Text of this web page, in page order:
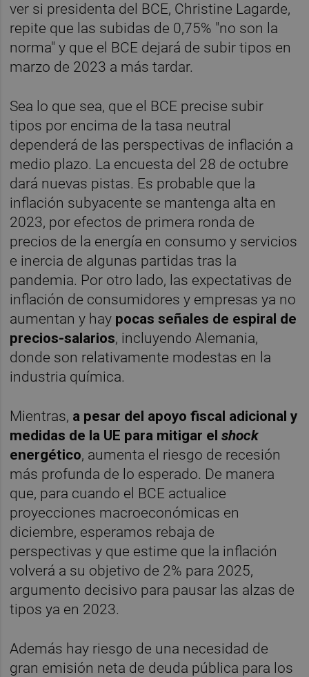
ver si presidenta del BCE, Christine Lagarde,
repite que las subidas de 0,75% "no son la
norma" y que el BCE dejará de subir tipos en
marzo de 2023 a más tardar.
Sea lo que sea, que el BCE precise subir
tipos por encima de la tasa neutral
dependerá de las perspectivas de inflación a
medio plazo. La encuesta del 28 de octubre
dará nuevas pistas. Es probable que la
inflación subyacente se mantenga alta en
2023, por efectos de primera ronda de
precios de la energía en consumo y servicios
e inercia de algunas partidas tras la
pandemia. Por otro lado, las expectativas de
inflación de consumidores y empresas ya no
aumentan y hay pocas señales de espiral de
precios-salarios, incluyendo Alemania,
donde son relativamente modestas en la
industria química.
Mientras, a pesar del apoyo fiscal adicional y
medidas de la UE para mitigar elshock
energético, aumenta el riesgo de recesión
más profunda de lo esperado. De manera
que, para cuando el BCE actualice
proyecciones macroeconómicas en
diciembre, esperamos rebaja de
perspectivas y que estime que la inflación
volverá a su objetivo de 2% para 2025,
argumento decisivo para pausar las alzas de
tipos ya en 2023.
Además hay riesgo de una necesidad de
gran emisión neta de deuda pública para los